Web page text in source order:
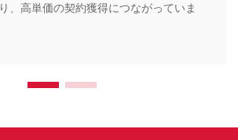
、高単価の契約獲得につながっていま